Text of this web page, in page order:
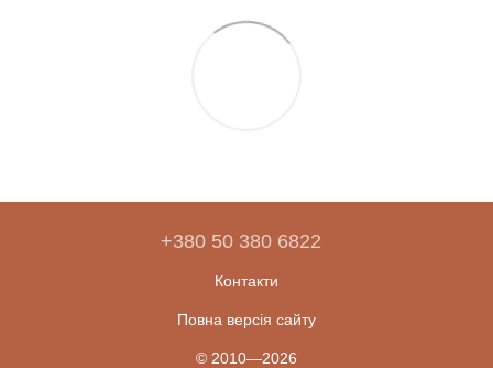
+380 50 380 6822
Контакти
Повна версія сайту
© 2010—2026